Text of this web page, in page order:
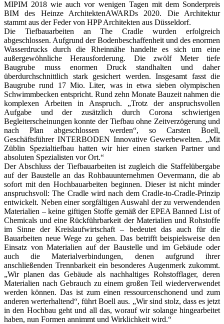
MIPIM 2018 wie auch vor wenigen Tagen mit dem Sonderpreis
BIM des Heinze ArchitektenAWARDs 2020. Die Architektur
stammt aus der Feder von HPP Architekten aus Düsseldorf.
Die Tiefbauarbeiten an The Cradle wurden erfolgreich
abgeschlossen. Aufgrund der Bodenbeschaffenheit und des enormen
Wasserdrucks durch die Rheinnähe handelte es sich um eine
außergewöhnliche Herausforderung. Die zwölf Meter tiefe
Baugrube muss enormen Druck standhalten und daher
überdurchschnittlich stark gesichert werden. Insgesamt fasst die
Baugrube rund 17 Mio. Liter, was in etwa sieben olympischen
Schwimmbecken entspricht. Rund zehn Monate Bauzeit nahmen die
komplexen Arbeiten in Anspruch. „Trotz der anspruchsvollen
Aufgabe und der zusätzlich durch Corona schwierigen
Begleiterscheinungen konnte der Tiefbau ohne Zeitverzögerung und
nach Plan abgeschlossen werden“, so Carsten Boell,
Geschäftsführer INTERBODEN Innovative Gewerbewelten. „Mit
Züblin Spezialtiefbau hatten wir hier einen starken Partner und
absoluten Spezialisten vor Ort.“
Der Abschluss der Tiefbauarbeiten ist zugleich die Staffelübergabe
auf der Baustelle an das Rohbauunternehmen Oevermann, die ab
sofort mit den Hochbauarbeiten beginnen. Dieser ist nicht minder
anspruchsvoll: The Cradle wird nach dem Cradle-to-Cradle-Prinzip
entwickelt. Neben einer sorgfältigen Auswahl der zu verwendenden
Materialien – keine giftigen Stoffe gemäß der EPEA Banned List of
Chemicals und eine Rückführbarkeit der Materialien und Rohstoffe
im Sinne der Kreislaufwirtschaft – bedeutet das auch für die
Bauarbeiten neue Wege zu gehen. Das betrifft beispielsweise den
Einsatz von Materialien auf der Baustelle und im Gebäude oder
auch die Materialverbindungen, denen aufgrund ihrer
anschließenden Trennbarkeit ein besonderes Augenmerk zukommt.
„Wir planen das Gebäude als nachhaltiges Rohstofflager, deren
Materialien nach Gebrauch zu einem großen Teil wiederverwendet
werden können. Das ist zum einen ressourcenschonend und zum
anderen werterhaltend“, führt Boell aus. „Wir sind stolz, dass es jetzt
in den Hochbau geht und all das, worauf wir solange hingearbeitet
haben, nun Formen annimmt und Wirklichkeit wird.“